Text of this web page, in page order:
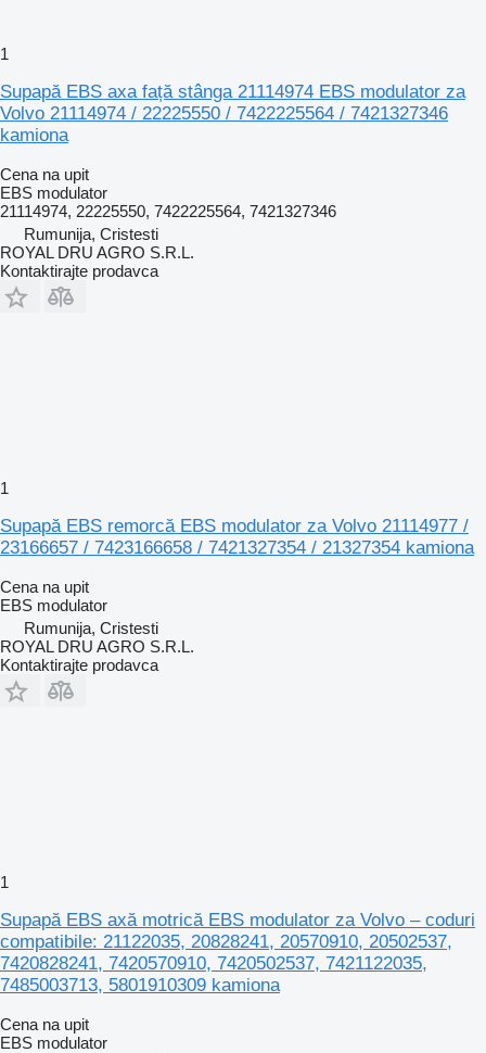
1
Supapă EBS axa față stânga 21114974 EBS modulator za
Volvo 21114974 / 22225550 / 7422225564 / 7421327346
kamiona
Cena na upit
EBS modulator
21114974, 22225550, 7422225564, 7421327346
Rumunija, Cristesti
ROYAL DRU AGRO S.R.L.
Kontaktirajte prodavca
1
Supapă EBS remorcă EBS modulator za Volvo 21114977 /
23166657 / 7423166658 / 7421327354 / 21327354 kamiona
Cena na upit
EBS modulator
Rumunija, Cristesti
ROYAL DRU AGRO S.R.L.
Kontaktirajte prodavca
1
Supapă EBS axă motrică EBS modulator za Volvo – coduri
compatibile: 21122035, 20828241, 20570910, 20502537,
7420828241, 7420570910, 7420502537, 7421122035,
7485003713, 5801910309 kamiona
Cena na upit
EBS modulator